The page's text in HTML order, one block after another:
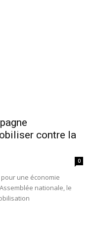
contre la
0
une économie
nationale, le